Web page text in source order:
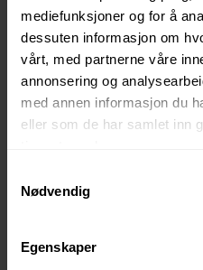
mediefunksjoner og for å
dessuten informasjon om
vårt, med partnerne våre
annonsering og
med annen informasjon du
eller som de har samlet inn
Nødvendig
Egenskaper